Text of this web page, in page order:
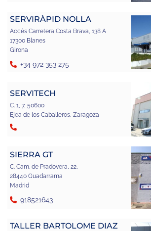
SERVIRÀPID NOLLA
Accés Carretera Costa Brava, 138 A
17300 Blanes
Girona
+34 972 353 275
SERVITECH
C. 1, 7, 50600
Ejea de los Caballeros, Zaragoza
SIERRA GT
C. Cam. de Pradovera, 22,
28440 Guadarrama
Madrid
918521643
TALLER BARTOLOME DIAZ